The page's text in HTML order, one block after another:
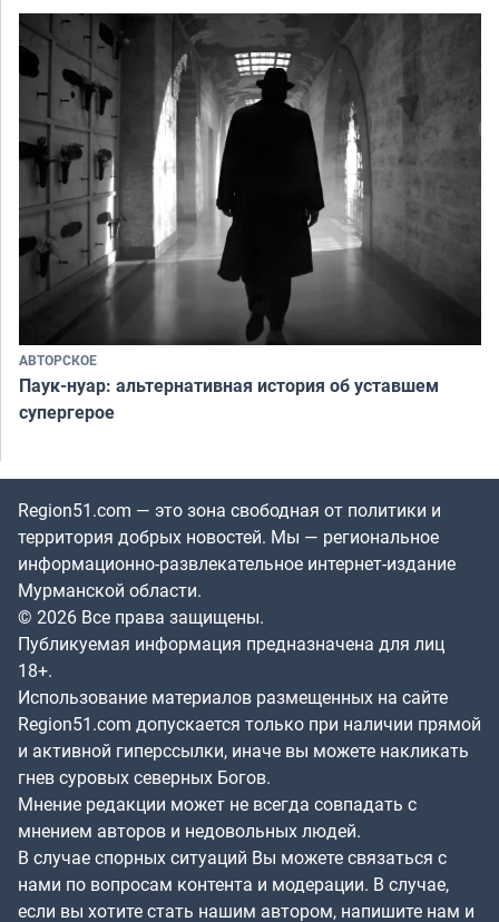
АВТОРСКОЕ
Паук-нуар: альтернативная история об уставшем
супергерое
Region51.com — это зона свободная от политики и
территория добрых новостей. Мы — региональное
информационно-развлекательное интернет-издание
Мурманской области.
© 2026 Все права защищены.
Публикуемая информация предназначена для лиц
18+.
Использование материалов размещенных на сайте
Region51.com допускается только при наличии прямой
и активной гиперссылки, иначе вы можете накликать
гнев суровых северных Богов.
Мнение редакции может не всегда совпадать с
мнением авторов и недовольных людей.
В случае спорных ситуаций Вы можете связаться с
нами по вопросам контента и модерации. В случае,
если вы хотите стать нашим автором, напишите нам и